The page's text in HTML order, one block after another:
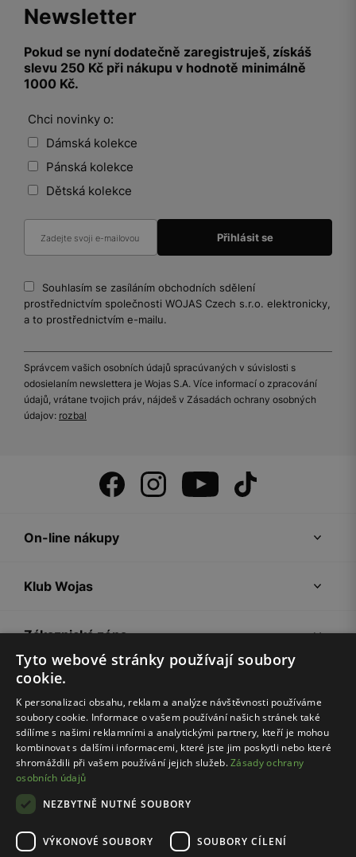
Newsletter
Pokud se nyní dodatečně zaregistruješ, získáš
slevu 250 Kč při nákupu v hodnotě minimálně
1000 Kč.
Chci novinky o:
Dámská kolekce
Pánská kolekce
Dětská kolekce
Souhlasím se zasíláním obchodních sdělení
prostřednictvím společnosti WOJAS Czech s.r.o. elektronicky,
a to prostřednictvím e-mailu.
Správcem vašich osobních údajů spracúvaných v súvislosti s
odosielaním newslettera je Wojas S.A. Více informací o zpracování
údajů, vrátane tvojich práv, nájdeš v Zásadách ochrany osobných
údajov: rozbal
On-line nákupy
Klub Wojas
Zákaznická zóna
Společnost Wojas
Rady
Tyto webové stránky používají soubory
cookie.
K personalizaci obsahu, reklam a analýze návštěvnosti používáme
soubory cookie. Informace o vašem používání našich stránek také
sdílíme s našimi reklamními a analytickými partnery, kteří je mohou
kombinovat s dalšími informacemi, které jste jim poskytli nebo které
shromáždili při vašem používání jejich služeb.Zásady ochrany
osobních údajů
NEZBYTNĚ NUTNÉ SOUBORY
VÝKONOVÉ SOUBORY SOUBORY CÍLENÍ